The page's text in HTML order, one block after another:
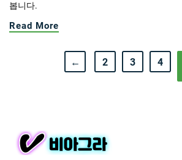
봅니다.
Read More
← 2 3 4